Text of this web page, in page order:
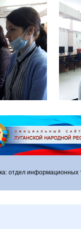
отдел информационных